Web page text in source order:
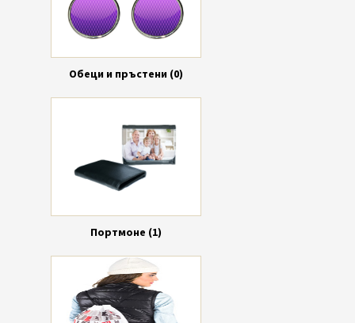
Обеци и пръстени (0)
Портмоне (1)